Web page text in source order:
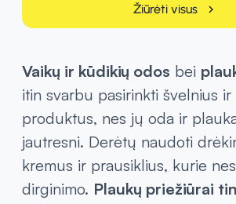
nuo skausmo nepakaks
Vaikų ir kūdikių odos bei
itin svarbu pasirinkti švelnius ir